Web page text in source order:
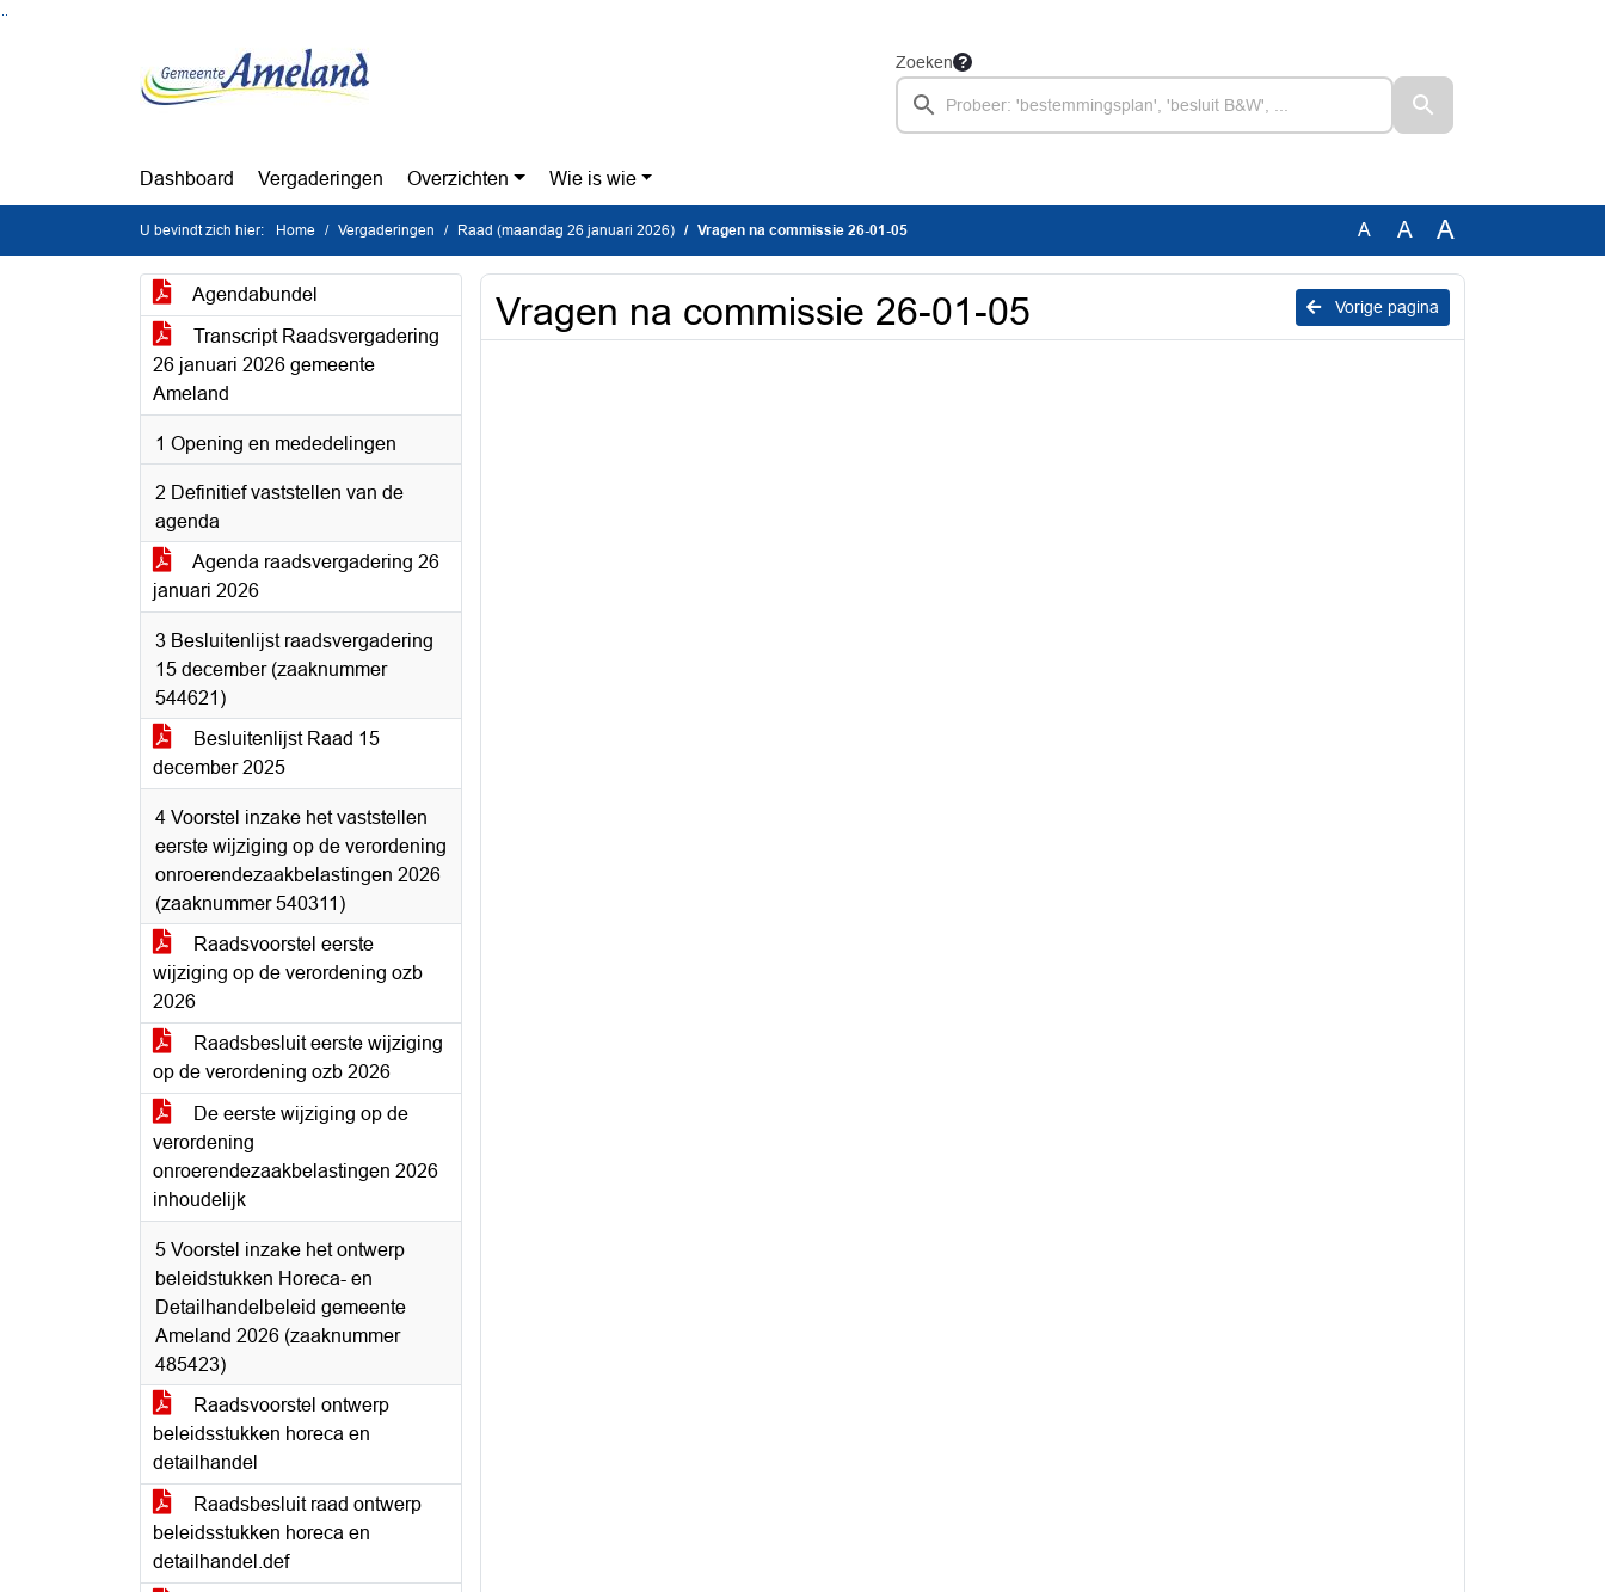
Zoeken
Dashboard Vergaderingen Overzichten Wie is wie
U bevindt zich hier: Home Vergaderingen Raad (maandag 26 januari 2026) Vragen na commissie 26-01-05 A A A
Agendabundel
Transcript Raadsvergadering
26 januari 2026 gemeente
Ameland
1 Opening en mededelingen
2 Definitief vaststellen van de
agenda
Agenda raadsvergadering 26
januari 2026
3 Besluitenlijst raadsvergadering
15 december (zaaknummer
544621)
Besluitenlijst Raad 15
december 2025
4 Voorstel inzake het vaststellen
eerste wijziging op de verordening
onroerendezaakbelastingen 2026
(zaaknummer 540311)
Raadsvoorstel eerste
wijziging op de verordening ozb
2026
Raadsbesluit eerste wijziging
op de verordening ozb 2026
De eerste wijziging op de
verordening
onroerendezaakbelastingen 2026
inhoudelijk
5 Voorstel inzake het ontwerp
beleidstukken Horeca- en
Detailhandelbeleid gemeente
Ameland 2026 (zaaknummer
485423)
Raadsvoorstel ontwerp
beleidsstukken horeca en
detailhandel
Raadsbesluit raad ontwerp
beleidsstukken horeca en
detailhandel.def
Vorige pagina
Vragen na commissie 26-01-05